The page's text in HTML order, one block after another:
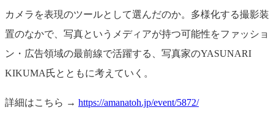
カメラを表現のツールとして選んだのか。多様化する撮影装
置のなかで、写真というメディアが持つ可能性をファッショ
ン・広告領域の最前線で活躍する、写真家のYASUNARI
KIKUMA氏とともに考えていく。
詳細はこちら → https://amanatoh.jp/event/5872/